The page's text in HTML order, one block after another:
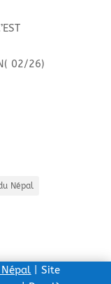
02/26)
Népal
| Site